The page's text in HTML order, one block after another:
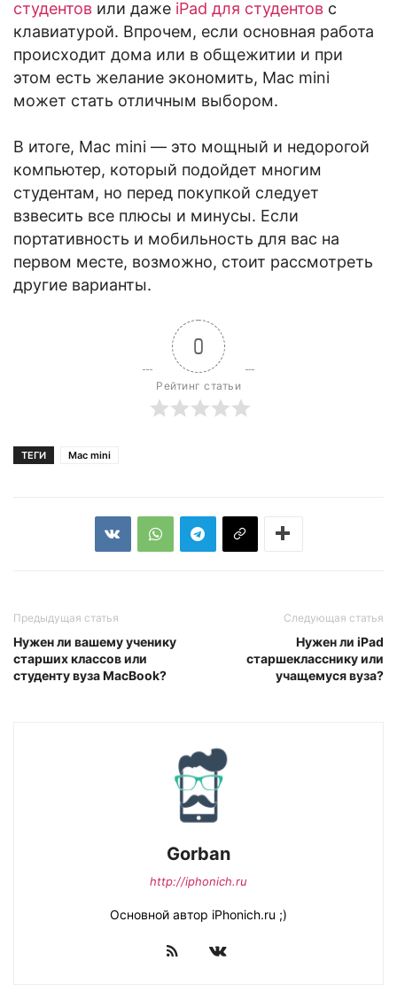
студентов или даже iPad для студентов с
клавиатурой. Впрочем, если основная работа
происходит дома или в общежитии и при
этом есть желание экономить, Mac mini
может стать отличным выбором.
В итоге, Mac mini — это мощный и недорогой
компьютер, который подойдет многим
студентам, но перед покупкой следует
взвесить все плюсы и минусы. Если
портативность и мобильность для вас на
первом месте, возможно, стоит рассмотреть
другие варианты.
0
Рейтинг статьи
ТЕГИ Mac mini
Предыдущая статья
Нужен ли вашему ученику
старших классов или
студенту вуза MacBook?
Следующая статья
Нужен ли iPad
старшекласснику или
учащемуся вуза?
Gorban
http://iphonich.ru
Основной автор iPhonich.ru ;)